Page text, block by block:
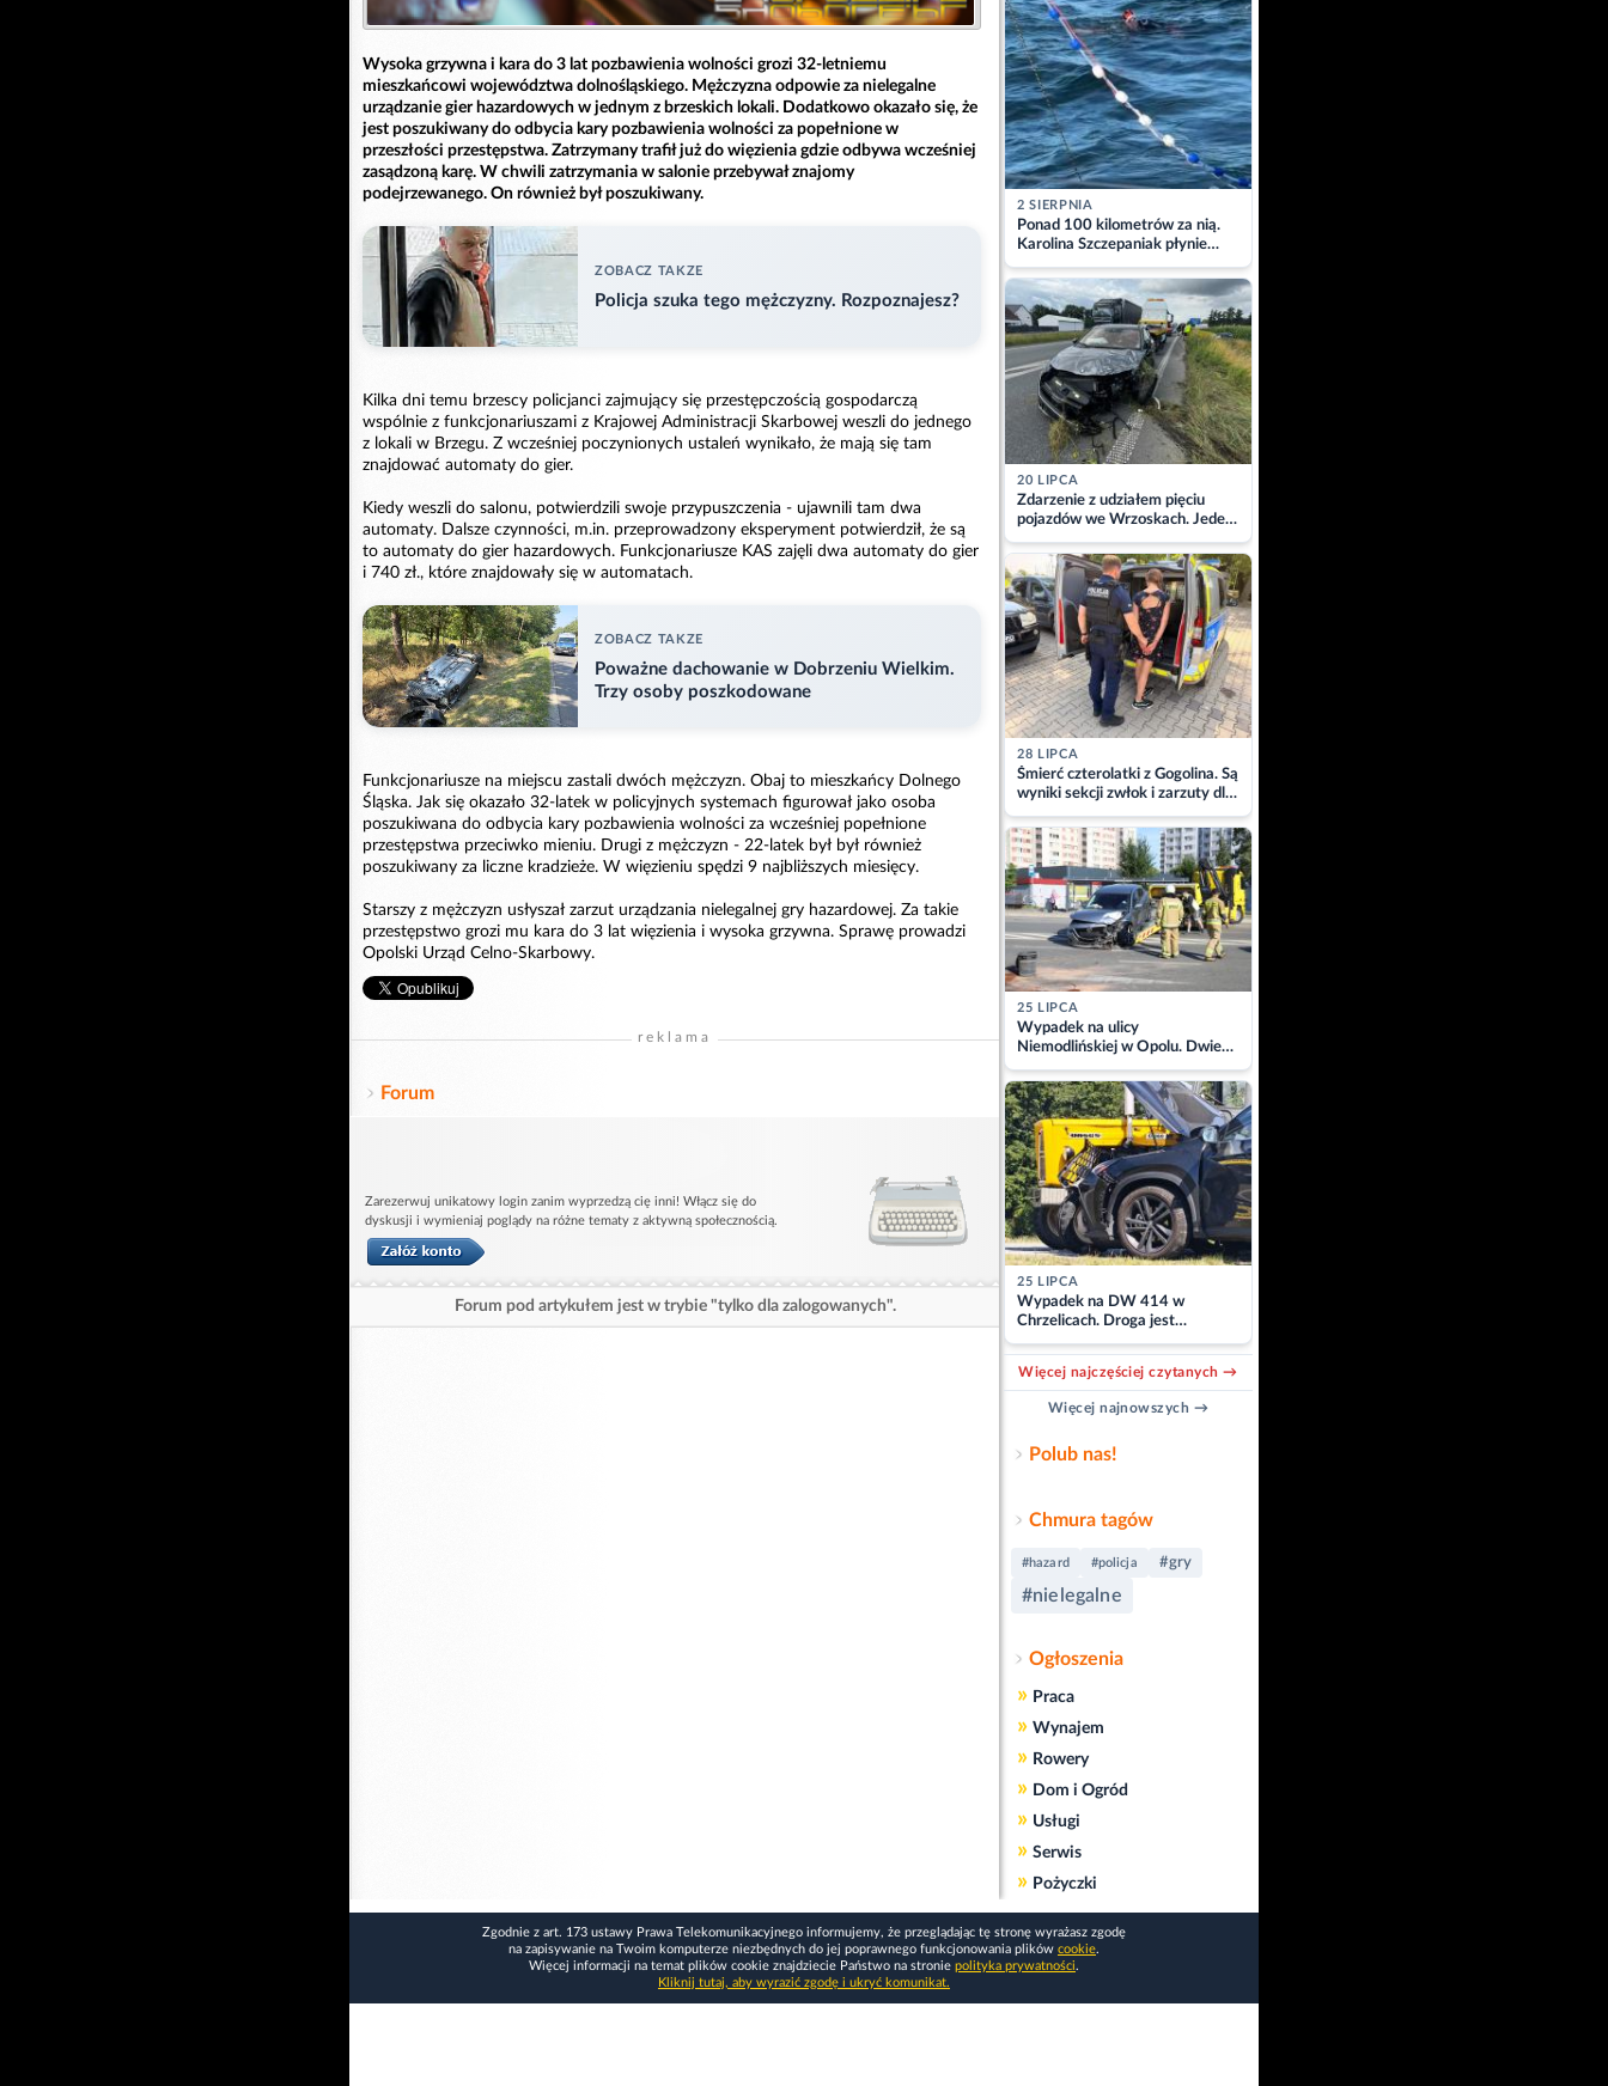
Wysoka grzywna i kara do 3 lat pozbawienia wolności grozi 32-letniemu
mieszkańcowi województwa dolnośląskiego. Mężczyzna odpowie za nielegalne
urządzanie gier hazardowych w jednym z brzeskich lokali. Dodatkowo okazało się, że
jest poszukiwany do odbycia kary pozbawienia wolności za popełnione w
przeszłości przestępstwa. Zatrzymany trafił już do więzienia gdzie odbywa wcześniej
zasądzoną karę. W chwili zatrzymania w salonie przebywał znajomy
podejrzewanego. On również był poszukiwany.
ZOBACZ TAKZE
Policja szuka tego mężczyzny. Rozpoznajesz?
Kilka dni temu brzescy policjanci zajmujący się przestępczością gospodarczą
wspólnie z funkcjonariuszami z Krajowej Administracji Skarbowej weszli do jednego
z lokali w Brzegu. Z wcześniej poczynionych ustaleń wynikało, że mają się tam
znajdować automaty do gier.
Kiedy weszli do salonu, potwierdzili swoje przypuszczenia - ujawnili tam dwa
automaty. Dalsze czynności, m.in. przeprowadzony eksperyment potwierdził, że są
to automaty do gier hazardowych. Funkcjonariusze KAS zajęli dwa automaty do gier
i 740 zł., które znajdowały się w automatach.
ZOBACZ TAKZE
Poważne dachowanie w Dobrzeniu Wielkim.
Trzy osoby poszkodowane
Funkcjonariusze na miejscu zastali dwóch mężczyzn. Obaj to mieszkańcy Dolnego
Śląska. Jak się okazało 32-latek w policyjnych systemach figurował jako osoba
poszukiwana do odbycia kary pozbawienia wolności za wcześniej popełnione
przestępstwa przeciwko mieniu. Drugi z mężczyzn - 22-latek był był również
poszukiwany za liczne kradzieże. W więzieniu spędzi 9 najbliższych miesięcy.
Starszy z mężczyzn usłyszał zarzut urządzania nielegalnej gry hazardowej. Za takie
przestępstwo grozi mu kara do 3 lat więzienia i wysoka grzywna. Sprawę prowadzi
Opolski Urząd Celno-Skarbowy.
reklama
Forum
Zarezerwuj unikatowy login zanim wyprzedzą cię inni! Włącz się do
dyskusji i wymieniaj poglądy na różne tematy z aktywną społecznością.
Forum pod artykułem jest w trybie "tylko dla zalogowanych".
2 SIERPNIA
Ponad 100 kilometrów za nią.
Karolina Szczepaniak płynie
przez Bałtyk dla Piotra.
Aktualizacja
20 LIPCA
Zdarzenie z udziałem pięciu
pojazdów we Wrzoskach. Jeden
z kierowców zabrany w
kajdankach
28 LIPCA
Śmierć czterolatki z Gogolina. Są
wyniki sekcji zwłok i zarzuty dla
matki
25 LIPCA
Wypadek na ulicy
Niemodlińskiej w Opolu. Dwie
osoby w szpitalu
25 LIPCA
Wypadek na DW 414 w
Chrzelicach. Droga jest
zablokowana
Więcej najczęściej czytanych →
Więcej najnowszych →
Polub nas!
Chmura tagów
#hazard #policja #gry
#nielegalne
Ogłoszenia
» Praca
» Wynajem
» Rowery
» Dom i Ogród
» Usługi
» Serwis
» Pożyczki
Zgodnie z art. 173 ustawy Prawa Telekomunikacyjnego informujemy, że przeglądając tę stronę wyrażasz zgodę
na zapisywanie na Twoim komputerze niezbędnych do jej poprawnego funkcjonowania plików cookie.
Więcej informacji na temat plików cookie znajdziecie Państwo na stronie polityka prywatności.
Kliknij tutaj, aby wyrazić zgodę i ukryć komunikat.